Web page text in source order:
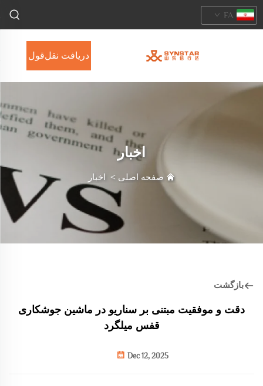
دریافت نقل‌قول
FA
اخبار
صفحه اصلی > اخبار
بازگشت
دقت و موفقیت مبتنی بر سناریو در ماشین جوشکاری
قفس میلگرد
Dec 12, 2025